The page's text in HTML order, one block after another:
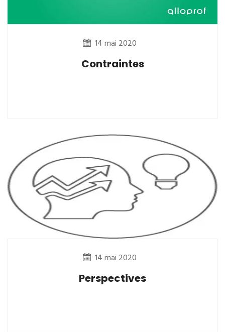
14 mai 2020
Contraintes
14 mai 2020
Perspectives